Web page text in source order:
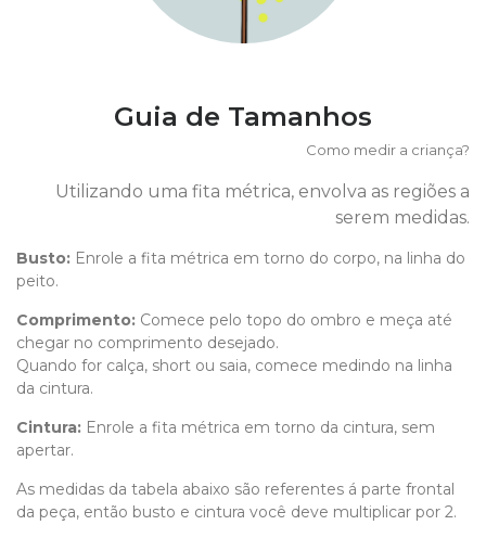
Guia de Tamanhos
Como medir a criança?
Utilizando uma fita métrica, envolva as regiões a
serem medidas.
Busto: Enrole a fita métrica em torno do corpo, na linha do
peito.
Comprimento: Comece pelo topo do ombro e meça até
chegar no comprimento desejado.
Quando for calça, short ou saia, comece medindo na linha
da cintura.
Cintura: Enrole a fita métrica em torno da cintura, sem
apertar.
As medidas da tabela abaixo são referentes á parte frontal
da peça, então busto e cintura você deve multiplicar por 2.